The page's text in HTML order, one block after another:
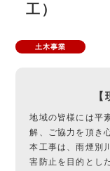
工）
土木事業
地域の皆様には平
解、ご協力を頂き
本工事は、雨煙別
害防止を目的とし